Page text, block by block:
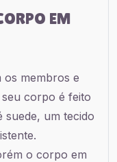
EM
os membros e
corpo é feito
suede, um tecido
o corpo em